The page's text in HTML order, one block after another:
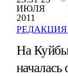
ИЮЛЯ
2011
На
началась